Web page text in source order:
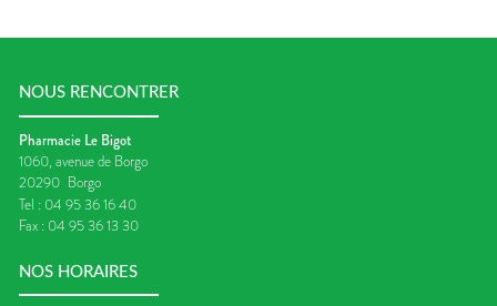
NOUS RENCONTRER
Pharmacie Le Bigot
1060, avenue de Borgo
20290 Borgo
Tel : 04 95 36 16 40
Fax : 04 95 36 13 30
NOS HORAIRES